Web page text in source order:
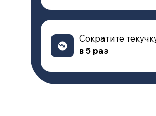
Сократите
в 5 раз